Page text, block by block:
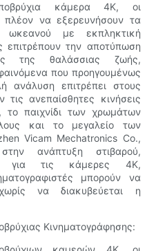
κάμερα 4K, οι
πλέον να εξερευνήσουν τα
ωκεανού με εκπληκτική
επιτρέπουν την αποτύπωση
της θαλάσσιας ζωής,
που προηγουμένως
ανάλυση επιτρέπει στους
ανεπαίσθητες κινήσεις
παιχνίδι των χρωμάτων
και το μεγαλείο των
Vicam Mechatronics Co.,
ανάπτυξη στιβαρού,
για τις κάμερες 4K,
μπορούν να
να διακυβεύεται η
Κινηματογράφησης: